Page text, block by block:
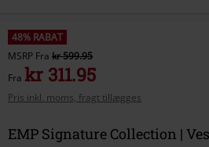
48% RABAT
MSRP Fra kr 599.95
Fra kr 311.95
Pris inkl. moms, fragt tillægges
EMP Signature Collection |